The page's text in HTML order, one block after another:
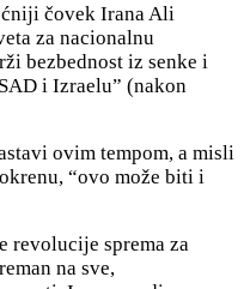
čovek Irana Ali
za nacionalnu
bezbednost iz senke i
i Izraelu” (nakon
ovim tempom, a misli
“ovo može biti i
revolucije sprema za
na sve,